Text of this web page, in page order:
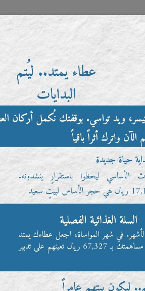
خدمات الزوار
مؤسسة الاستهلاك الذكي
مكتبة الفيديو